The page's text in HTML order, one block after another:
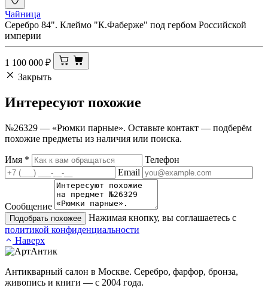
Чайница
Серебро 84". Клеймо "К.Фаберже" под гербом Российской
империи
1 100 000 ₽
Закрыть
Интересуют похожие
№26329 — «Рюмки парные». Оставьте контакт — подберём
похожие предметы из наличия или поиска.
Имя *
Телефон
Email
Сообщение
Подобрать похожее
Нажимая кнопку, вы соглашаетесь с
политикой конфиденциальности
Наверх
Антикварный салон в Москве. Серебро, фарфор, бронза,
живопись и книги — с 2004 года.